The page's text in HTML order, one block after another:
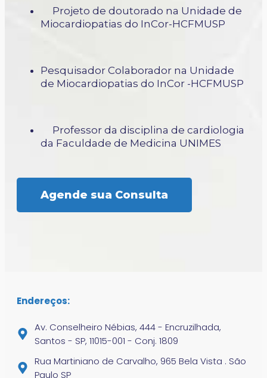
Projeto de doutorado na Unidade de
Miocardiopatias do InCor-HCFMUSP
Pesquisador Colaborador na Unidade
de Miocardiopatias do InCor -HCFMUSP
Professor da disciplina de cardiologia
da Faculdade de Medicina UNIMES
Agende sua Consulta
Endereços:
Av. Conselheiro Nébias, 444 - Encruzilhada,
Santos - SP, 11015-001 - Conj. 1809
Rua Martiniano de Carvalho, 965 Bela Vista . São
Paulo SP